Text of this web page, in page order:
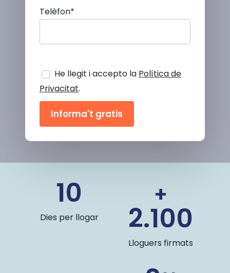
Telèfon*
He llegit i accepto la Política de
Privacitat.
10
Dies per llogar
+
2.100
Lloguers firmats